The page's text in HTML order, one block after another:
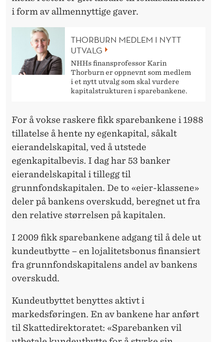
i form av allmennyttige gaver.
THORBURN MEDLEM I NYTT
UTVALG
NHHs finansprofessor Karin
Thorburn er oppnevnt som medlem
i et nytt utvalg som skal vurdere
kapitalstrukturen i sparebankene.
For å vokse raskere fikk sparebankene i 1988
tillatelse å hente ny egenkapital, såkalt
eierandelskapital, ved å utstede
egenkapitalbevis. I dag har 53 banker
eierandelskapital i tillegg til
grunnfondskapitalen. De to «eier-klassene»
deler på bankens overskudd, beregnet ut fra
den relative størrelsen på kapitalen.
I 2009 fikk sparebankene adgang til å dele ut
kundeutbytte – en lojalitetsbonus finansiert
fra grunnfondskapitalens andel av bankens
overskudd.
Kundeutbyttet benyttes aktivt i
markedsføringen. En av bankene har anført
til Skattedirektoratet: «Sparebanken vil